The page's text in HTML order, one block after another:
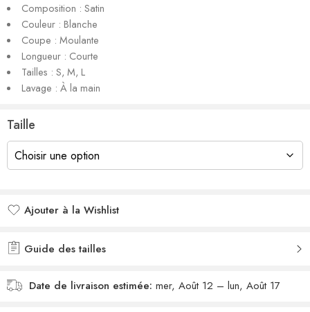
Composition : Satin
Couleur : Blanche
Coupe : Moulante
Longueur : Courte
Tailles : S, M, L
Lavage : À la main
Taille
Ajouter à la Wishlist
Guide des tailles
Date de livraison estimée: mer, Août 12 – lun, Août 17